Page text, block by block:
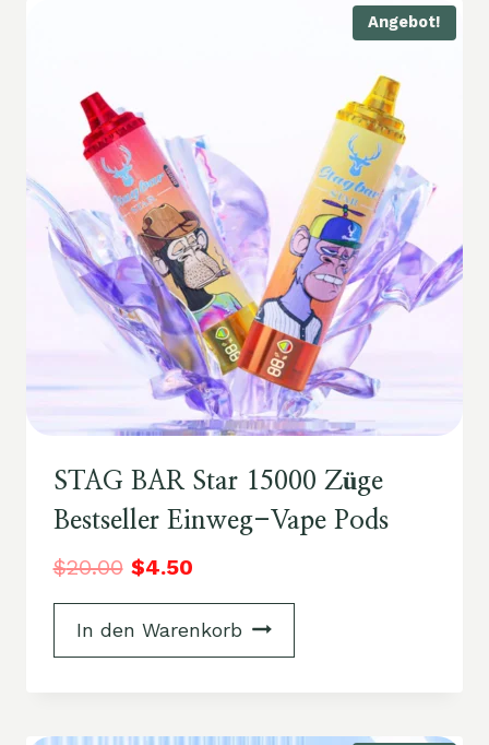
Angebot!
STAG BAR Star 15000 Züge
Bestseller Einweg-Vape Pods
$20.00 $4.50
In den Warenkorb